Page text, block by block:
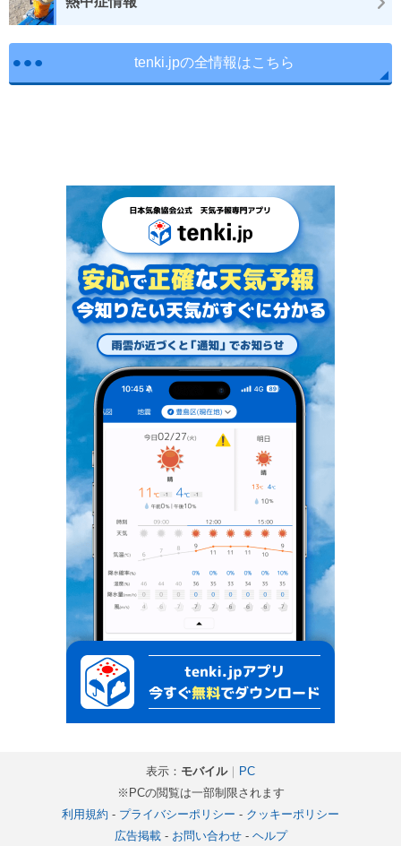
tenki.jpの全情報はこちら
表示： モバイル｜ PC
※PCの閲覧は一部制限されます
利用規約 - プライバシーポリシー - クッキーポリシー
広告掲載- お問い合わせ- ヘルプ